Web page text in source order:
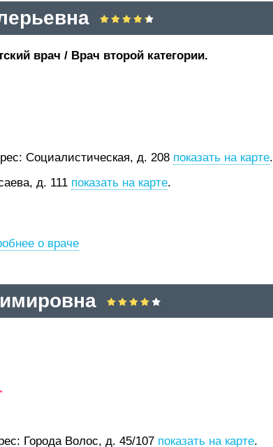
врач / Врач второй категории.
Социалистическая, д. 208 показать на карте.
д. 111 показать на карте.
о враче
Города Волос, д. 45/107 показать на карте.